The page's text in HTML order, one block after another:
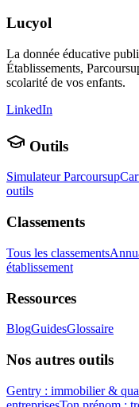
Lucyol
La donnée éducative
Établissements,
scolarité de vos enfants.
LinkedIn
Outils
Simulateur Parcoursup
outils
Classements
Tous les classements
établissement
Ressources
BlogGuidesGlossaire
Nos autres outils
Gentry : immobilier &